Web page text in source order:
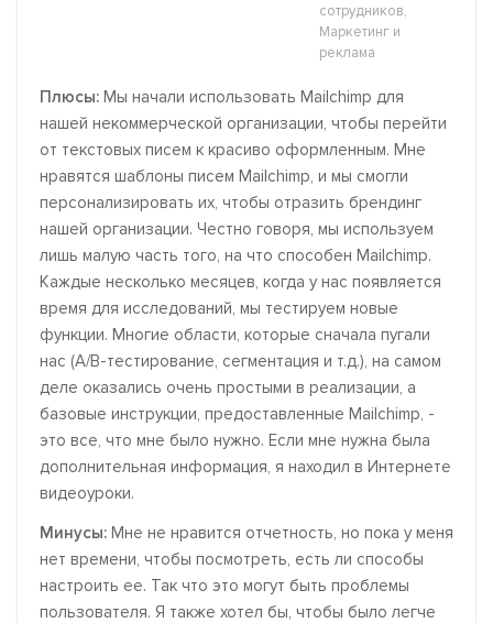
сотрудников,
Маркетинг и
реклама
Плюсы: Мы начали использовать Mailchimp для
нашей некоммерческой организации, чтобы перейти
от текстовых писем к красиво оформленным. Мне
нравятся шаблоны писем Mailchimp, и мы смогли
персонализировать их, чтобы отразить брендинг
нашей организации. Честно говоря, мы используем
лишь малую часть того, на что способен Mailchimp.
Каждые несколько месяцев, когда у нас появляется
время для исследований, мы тестируем новые
функции. Многие области, которые сначала пугали
нас (A/B-тестирование, сегментация и т.д.), на самом
деле оказались очень простыми в реализации, а
базовые инструкции, предоставленные Mailchimp, -
это все, что мне было нужно. Если мне нужна была
дополнительная информация, я находил в Интернете
видеоуроки.
Минусы: Мне не нравится отчетность, но пока у меня
нет времени, чтобы посмотреть, есть ли способы
настроить ее. Так что это могут быть проблемы
пользователя. Я также хотел бы, чтобы было легче